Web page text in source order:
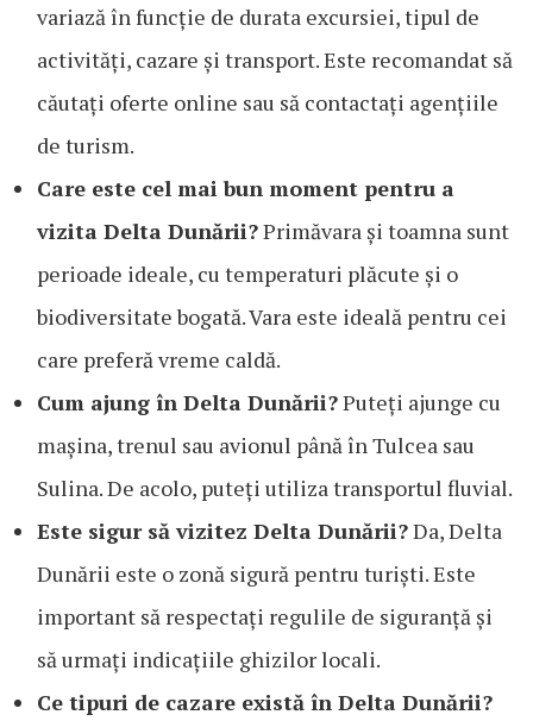
variază în funcție de durata excursiei, tipul de
activități, cazare și transport. Este recomandat să
căutați oferte online sau să contactați agențiile
de turism.
Care este cel mai bun moment pentru a
vizita Delta Dunării?Primăvara și toamna sunt
perioade ideale, cu temperaturi plăcute și o
biodiversitate bogată. Vara este ideală pentru cei
care preferă vreme caldă.
Cum ajung în Delta Dunării?Puteți ajunge cu
mașina, trenul sau avionul până în Tulcea sau
Sulina. De acolo, puteți utiliza transportul fluvial.
Este sigur să vizitez Delta Dunării?Da, Delta
Dunării este o zonă sigură pentru turiști. Este
important să respectați regulile de siguranță și
să urmați indicațiile ghizilor locali.
Ce tipuri de cazare există în Delta Dunării?